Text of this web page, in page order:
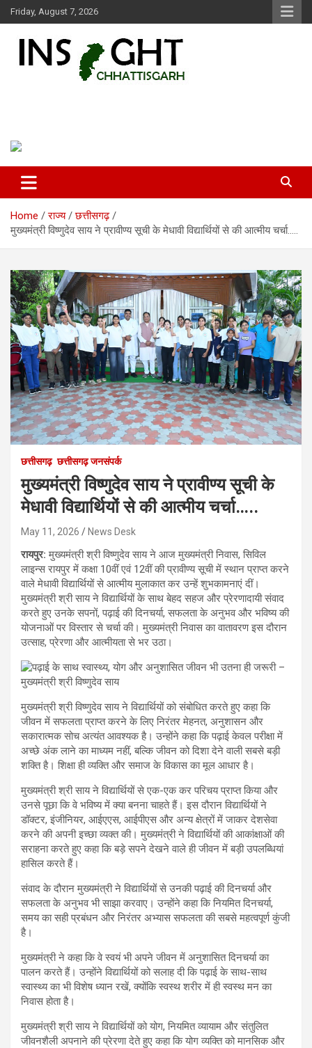
Skip
to
Friday, August 7, 2026
Home राज्य
छत्तीसगढ़
मुख्यमंत्री विष्णुदेव साय ने प्रावीण्य सूची के मेधावी विद्यार्थियों से की आत्मीय चर्चा…..
छत्तीसगढ़ छत्तीसगढ़ जनसंपर्क
मुख्यमंत्री विष्णुदेव साय ने प्रावीण्य सूची के
मेधावी विद्यार्थियों से की आत्मीय चर्चा…..
May 11, 2026 News Desk
रायपुर:मुख्यमंत्री श्री विष्णुदेव साय ने आज मुख्यमंत्री निवास, सिविल
लाइन्स रायपुर में कक्षा 10वीं एवं 12वीं की प्रावीण्य सूची में स्थान प्राप्त करने
वाले मेधावी विद्यार्थियों से आत्मीय मुलाकात कर उन्हें शुभकामनाएं दीं।
मुख्यमंत्री श्री साय ने विद्यार्थियों के साथ बेहद सहज और प्रेरणादायी संवाद
करते हुए उनके सपनों, पढ़ाई की दिनचर्या, सफलता के अनुभव और भविष्य की
योजनाओं पर विस्तार से चर्चा की। मुख्यमंत्री निवास का वातावरण इस दौरान
उत्साह, प्रेरणा और आत्मीयता से भर उठा।
मुख्यमंत्री श्री विष्णुदेव साय ने विद्यार्थियों को संबोधित करते हुए कहा कि
जीवन में सफलता प्राप्त करने के लिए निरंतर मेहनत, अनुशासन और
सकारात्मक सोच अत्यंत आवश्यक है। उन्होंने कहा कि पढ़ाई केवल परीक्षा में
अच्छे अंक लाने का माध्यम नहीं, बल्कि जीवन को दिशा देने वाली सबसे बड़ी
शक्ति है। शिक्षा ही व्यक्ति और समाज के विकास का मूल आधार है।
मुख्यमंत्री श्री साय ने विद्यार्थियों से एक-एक कर परिचय प्राप्त किया और
उनसे पूछा कि वे भविष्य में क्या बनना चाहते हैं। इस दौरान विद्यार्थियों ने
डॉक्टर, इंजीनियर, आईएएस, आईपीएस और अन्य क्षेत्रों में जाकर देशसेवा
करने की अपनी इच्छा व्यक्त की। मुख्यमंत्री ने विद्यार्थियों की आकांक्षाओं की
सराहना करते हुए कहा कि बड़े सपने देखने वाले ही जीवन में बड़ी उपलब्धियां
हासिल करते हैं।
संवाद के दौरान मुख्यमंत्री ने विद्यार्थियों से उनकी पढ़ाई की दिनचर्या और
सफलता के अनुभव भी साझा करवाए। उन्होंने कहा कि नियमित दिनचर्या,
समय का सही प्रबंधन और निरंतर अभ्यास सफलता की सबसे महत्वपूर्ण कुंजी
है।
मुख्यमंत्री ने कहा कि वे स्वयं भी अपने जीवन में अनुशासित दिनचर्या का
पालन करते हैं। उन्होंने विद्यार्थियों को सलाह दी कि पढ़ाई के साथ-साथ
स्वास्थ्य का भी विशेष ध्यान रखें, क्योंकि स्वस्थ शरीर में ही स्वस्थ मन का
निवास होता है।
मुख्यमंत्री श्री साय ने विद्यार्थियों को योग, नियमित व्यायाम और संतुलित
जीवनशैली अपनाने की प्रेरणा देते हुए कहा कि योग व्यक्ति को मानसिक और